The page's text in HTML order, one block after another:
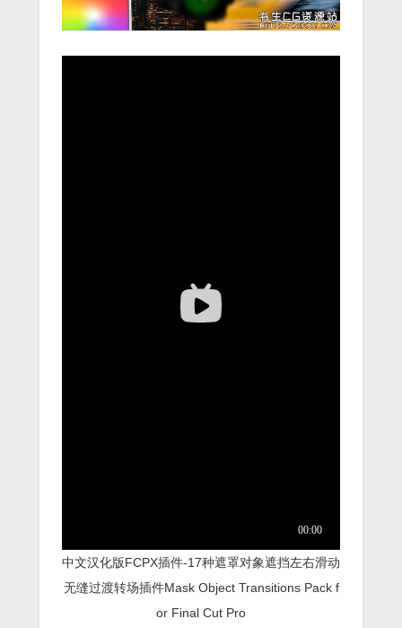
中文汉化版FCPX插件-17种遮罩对象遮挡左右滑动
无缝过渡转场插件Mask Object Transitions Pack f
or Final Cut Pro